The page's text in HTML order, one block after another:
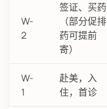
W-
2
签证、买药
（部分促排
药可提前
寄）
W-
1
赴美，入
住，首诊